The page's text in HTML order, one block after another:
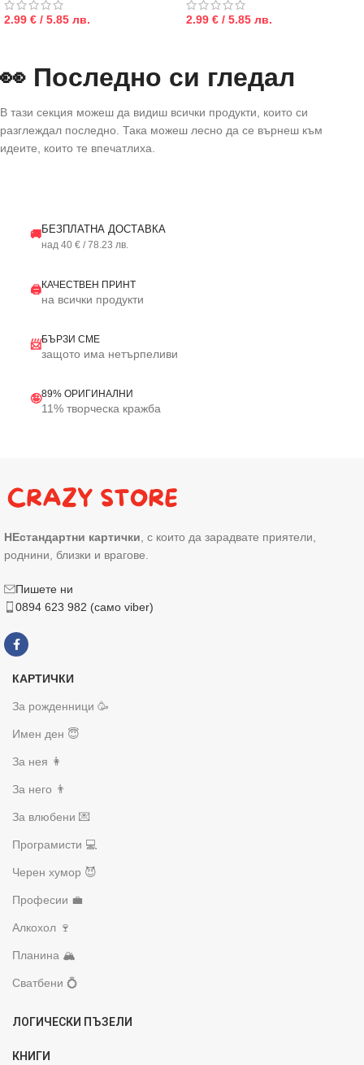
2.99 € / 5.85 лв. 2.99 € / 5.85 лв.
👀 Последно си гледал
В тази секция можеш да видиш всички продукти, които си
разглеждал последно. Така можеш лесно да се върнеш към
идеите, които те впечатлиха.
🚚БЕЗПЛАТНА ДОСТАВКА
над 40 € / 78.23 лв.
🖨️КАЧЕСТВЕН ПРИНТ
на всички продукти
📨БЪРЗИ СМЕ
защото има нетърпеливи
🤪89% ОРИГИНАЛНИ
11% творческа кражба
НЕстандартни картички, с които да зарадвате приятели,
роднини, близки и врагове.
Пишете ни
0894 623 982 (само viber)
КАРТИЧКИ
За рожденници 🥳
Имен ден 😇
За нея 👩
За него 👨
За влюбени 💌
Програмисти 💻
Черен хумор 😈
Професии 💼
Алкохол 🍷
Планина 🏔️
Сватбени 💍
ЛОГИЧЕСКИ ПЪЗЕЛИ
КНИГИ